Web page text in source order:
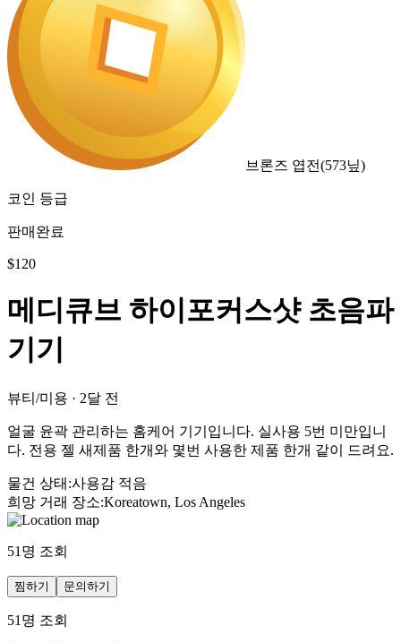
브론즈 엽전(573닢)
코인 등급
판매완료
$120
메디큐브 하이포커스샷 초음파
기기
뷰티/미용 · 2달 전
얼굴 윤곽 관리하는 홈케어 기기입니다. 실사용 5번 미만입니
다. 전용 젤 새제품 한개와 몇번 사용한 제품 한개 같이 드려요.
물건 상태 :사용감 적음
희망 거래 장소:Koreatown, Los Angeles
51 명 조회
찜하기 문의하기
51 명 조회